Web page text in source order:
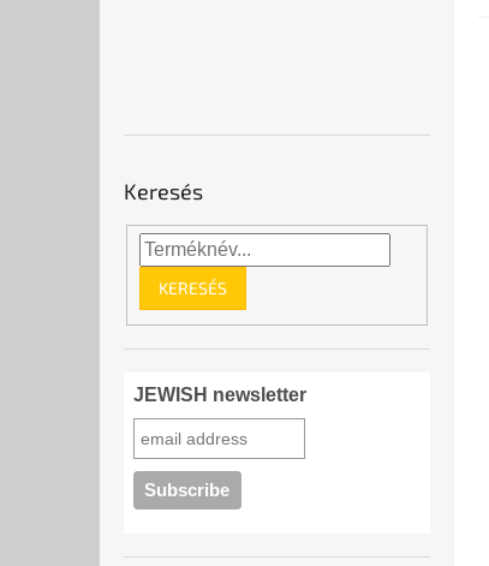
Keresés
KERESÉS
JEWISH newsletter